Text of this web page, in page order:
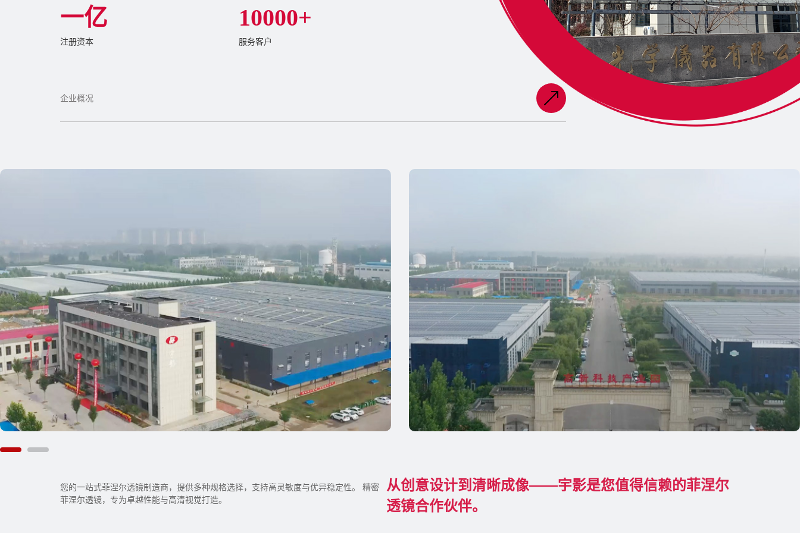
一亿
注册资本
10000+
服务客户
企业概况
您的一站式菲涅尔透镜制造商，提供多种规格选择，支持高灵敏度与优异稳定性。 精密
菲涅尔透镜，专为卓越性能与高清视觉打造。
从创意设计到清晰成像——宇影是您值得信赖的菲涅尔
透镜合作伙伴。